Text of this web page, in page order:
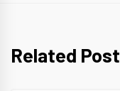
Related Post